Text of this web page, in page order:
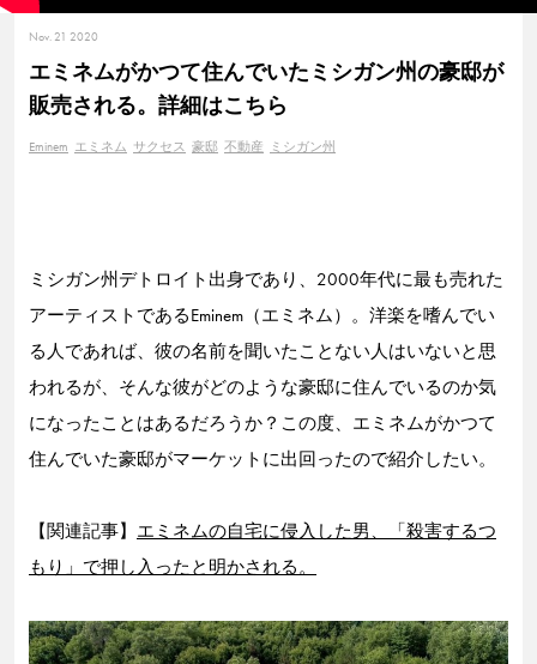
Nov. 21 2020
エミネムがかつて住んでいたミシガン州の豪邸が
販売される。詳細はこちら
Eminem エミネム サクセス 豪邸 不動産 ミシガン州
ミシガン州デトロイト出身であり、2000年代に最も売れた
アーティストであるEminem（エミネム）。洋楽を嗜んでい
る人であれば、彼の名前を聞いたことない人はいないと思
われるが、そんな彼がどのような豪邸に住んでいるのか気
になったことはあるだろうか？この度、エミネムがかつて
住んでいた豪邸がマーケットに出回ったので紹介したい。
【関連記事】 エミネムの自宅に侵入した男、「殺害するつ
もり」で押し入ったと明かされる。